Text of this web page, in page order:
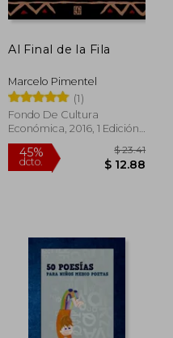
Al Final de la Fila
Marcelo Pimentel
(1)
Fondo De Cultura
Económica, 2016, 1 Edición,
Tapa Dura, Nuevo